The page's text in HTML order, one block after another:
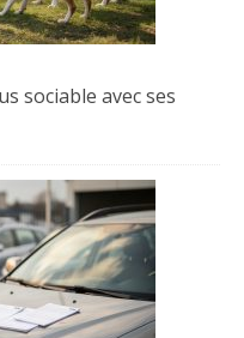
sociable avec ses